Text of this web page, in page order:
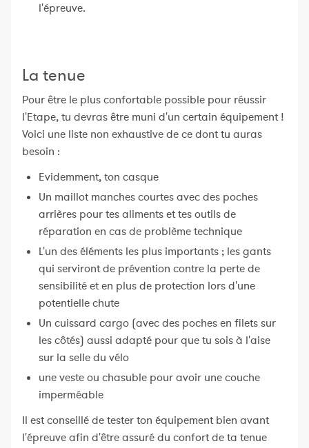
l'épreuve.
La tenue
Pour être le plus confortable possible pour réussir
l'Etape, tu devras être muni d'un certain équipement !
Voici une liste non exhaustive de ce dont tu auras
besoin :
Evidemment, ton casque
Un maillot manches courtes avec des poches
arrières pour tes aliments et tes outils de
réparation en cas de problème technique
L'un des éléments les plus importants ; les gants
qui serviront de prévention contre la perte de
sensibilité et en plus de protection lors d'une
potentielle chute
Un cuissard cargo (avec des poches en filets sur
les côtés) aussi adapté pour que tu sois à l'aise
sur la selle du vélo
une veste ou chasuble pour avoir une couche
imperméable
Il est conseillé de tester ton équipement bien avant
l'épreuve afin d'être assuré du confort de ta tenue